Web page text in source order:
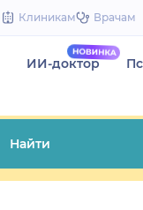
Клиникам Врачам
ИИ-доктор
Найти